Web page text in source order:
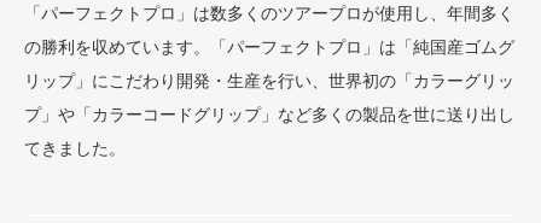
「パーフェクトプロ」は数多くのツアープロが使用し、年間多く
の勝利を収めています。「パーフェクトプロ」は「純国産ゴムグ
リップ」にこだわり開発・生産を行い、世界初の「カラーグリッ
プ」や「カラーコードグリップ」など多くの製品を世に送り出し
てきました。